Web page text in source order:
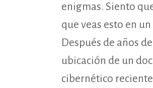
enigmas. Siento
que veas esto en
Después de años
ubicación de un
cibernético